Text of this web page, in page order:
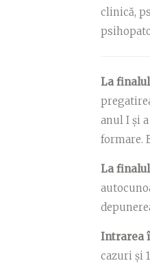
clinică,
La
anul I și
formare.
La
Intrarea î
cazuri și